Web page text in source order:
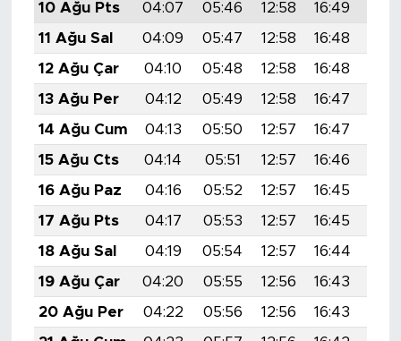
10 Ağu Pts
04:07 05:46 12:58 16:49
11 Ağu Sal
04:09 05:47 12:58 16:48
12 Ağu Çar
04:10 05:48 12:58 16:48
13 Ağu Per
04:12 05:49 12:58 16:47
14 Ağu Cum
04:13 05:50 12:57 16:47
15 Ağu Cts
04:14 05:51 12:57 16:46
16 Ağu Paz
04:16 05:52 12:57 16:45
17 Ağu Pts
04:17 05:53 12:57 16:45
18 Ağu Sal
04:19 05:54 12:57 16:44
19 Ağu Çar
04:20 05:55 12:56 16:43
20 Ağu Per
04:22 05:56 12:56 16:43